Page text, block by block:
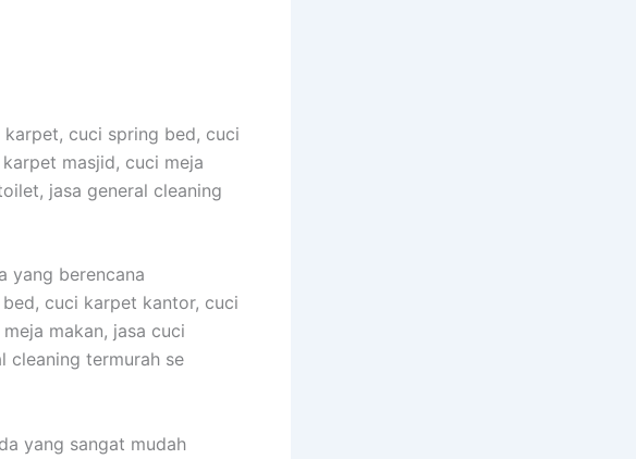
cuci spring bed, cuci
masjid, cuci meja
jasa general cleaning
yang berencana
cuci karpet kantor, cuci
makan, jasa cuci
cleaning termurah se
уаng ѕаngаt mudah